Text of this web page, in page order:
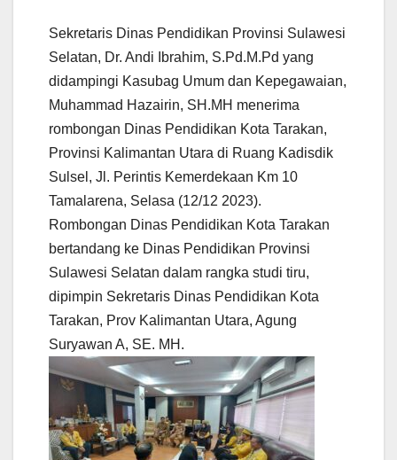
Sekretaris Dinas Pendidikan Provinsi Sulawesi
Selatan, Dr. Andi Ibrahim, S.Pd.M.Pd yang
didampingi Kasubag Umum dan Kepegawaian,
Muhammad Hazairin, SH.MH menerima
rombongan Dinas Pendidikan Kota Tarakan,
Provinsi Kalimantan Utara di Ruang Kadisdik
Sulsel, Jl. Perintis Kemerdekaan Km 10
Tamalarena, Selasa (12/12 2023).
Rombongan Dinas Pendidikan Kota Tarakan
bertandang ke Dinas Pendidikan Provinsi
Sulawesi Selatan dalam rangka studi tiru,
dipimpin Sekretaris Dinas Pendidikan Kota
Tarakan, Prov Kalimantan Utara, Agung
Suryawan A, SE. MH.